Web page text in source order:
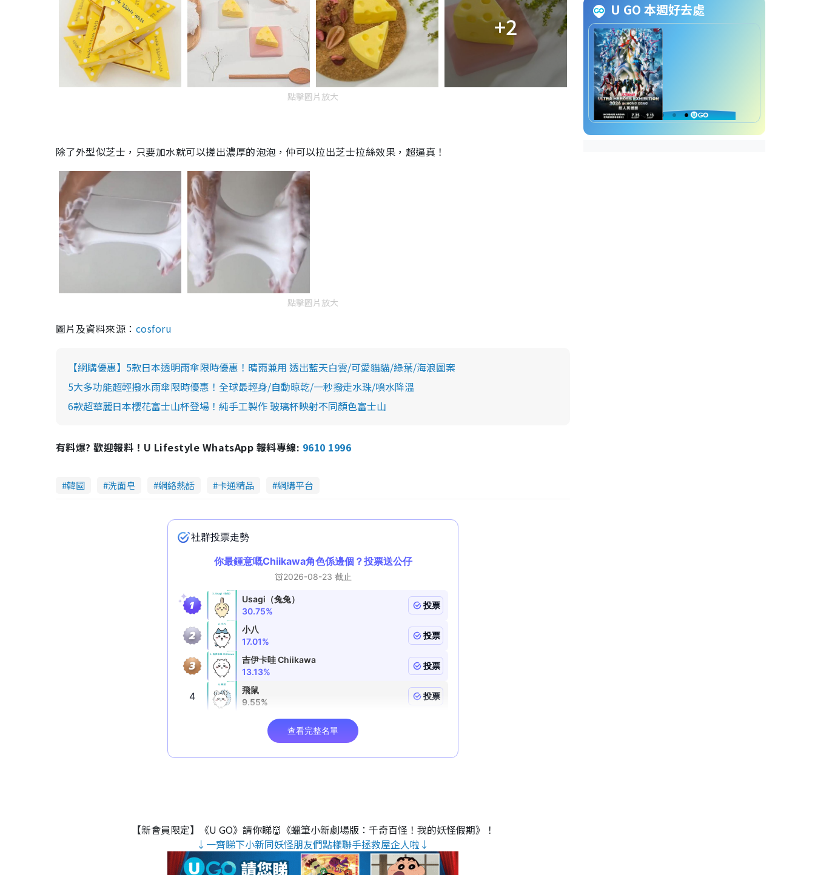
+2
點擊圖片放大
除了外型似芝士，只要加水就可以搓出濃厚的泡泡，仲可以拉出芝士拉絲效果，超逼真！
點擊圖片放大
圖片及資料來源： cosforu
【網購優惠】5款日本透明雨傘限時優惠！晴雨兼用 透出藍天白雲/可愛貓貓/綠葉/海浪圖案
5大多功能超輕撥水雨傘限時優惠！全球最輕身/自動晾乾/一秒撥走水珠/噴水降溫
6款超華麗日本櫻花富士山杯登場！純手工製作 玻璃杯映射不同顏色富士山
有料爆? 歡迎報料！U Lifestyle WhatsApp 報料專線: 9610 1996
韓國 洗面皂 網絡熱話 卡通精品 網購平台
【新會員限定】《U GO》請你睇👹《蠟筆小新劇場版：千奇百怪！我的妖怪假期》！
↓一齊睇下小新同妖怪朋友們點樣聯手拯救屋企人啦↓
U GO 本週好去處